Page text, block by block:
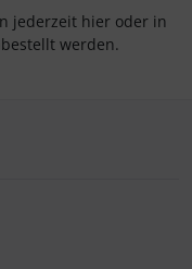
jederzeit hier oder in
werden.